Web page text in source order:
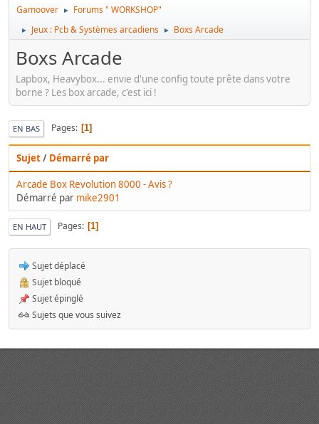
Gamoover ► Forums " WORKSHOP"
► Jeux : Pcb & Systèmes arcadiens ► Boxs Arcade
Boxs Arcade
Lapbox, Heavybox... envie d'une config toute prête dans votre
borne ? Les box arcade, c'est ici !
EN BAS Pages 1
Sujet/ Démarré par
Arcade Box Revolution 8000 - Avis ?
Démarré par mike2901
EN HAUT Pages 1
Sujet déplacé
Sujet bloqué
Sujet épinglé
Sujets que vous suivez